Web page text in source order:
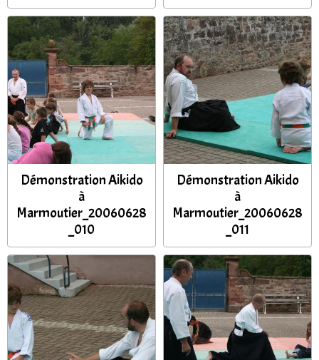
Démonstration Aikido
à
Marmoutier_20060628
_010
Démonstration Aikido
à
Marmoutier_20060628
_011